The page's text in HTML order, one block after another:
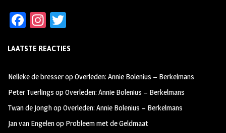
Fa
b
oo
k
In
ag
m
tt
LAATSTE REACTIES
Nelleke de bresseropOverleden: Annie Bolenius – Berkelmans
Peter Tuerlings opOverleden: Annie Bolenius – Berkelmans
Twan de JonghopOverleden: Annie Bolenius – Berkelmans
Jan van Engelenop Probleem met de Geldmaat